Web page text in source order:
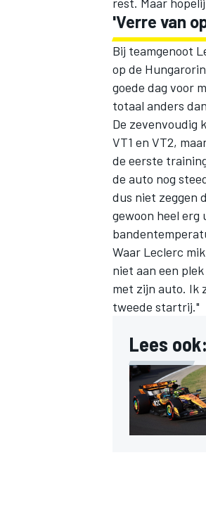
'Verre van
Bij teamgenoot
op de
goede dag voor
totaal anders
De zevenvoudig
VT1 en VT2,
de eerste
de auto nog
dus niet zeggen
gewoon heel
Waar Leclerc
niet aan een
met zijn auto. Ik
tweede startrij."
Lees ook: